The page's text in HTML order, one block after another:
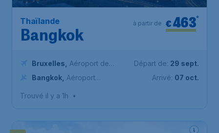
Thaïlande
Bangkok
€463*
à partir de
Bruxelles
Aéroport de
Bruxelles-National
Bangkok Aéroport
Départ de: 29 sept.
Arrivé: 07 oct.
Trouvé il y a 1h •